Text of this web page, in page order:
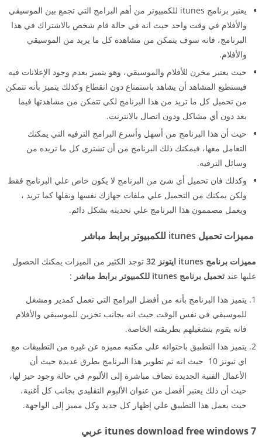
يعتبر برنامج itunes للكمبيوتر من أهم البرامج التي تجمع بين الموسيقي
والأفلام في وقت واحد حيث انه في حالة قام شخص بالاشتراك في هذا
البرنامج، فانه سوف يتمكن من مشاهدة كل ما يريد من الموسيقي
والأفلام.
حيث يعتبر مخرن للأفلام والموسيقي، وهو يتميز بعدم وجود الإعلانات فيه
فيستطيع المشاهد أن يشاهد باستمتاع دون انقطاع وكذلك يتميز بأنه تتمكن
من تحميل كل ما تريد من هذا البرنامج لكي تتمكن من مشاهدتها فيما
بعد دون أي مشاكل ودون اتصال بالانترنت.
حيث أن هذا البرنامج من أسهل وأسرع البرامج الترفيه التي يمكنك
التعامل معها، فيمكنك ذلك البرنامج من أن تشتري كل ما تريده من
وسائل الترفيه.
وكذلك فان تحميل أي شئ من البرنامج لا يكون خاص علي البرنامج فقط
ولكن يمكنك من التحميل علي ملفات جهازك نفسها ونقلها كما تريد ،
ويعمل مصممون هذا البرنامج علي تحديثه بشكل دائم.
مميزات تحميل itunes للكمبيوتر برابط مباشر
مميزات برنامج itunes ايتونز 32
توجد الكثير من الميزات يمكنك الحصول
عليها عند تحميل برنامج itunes للكمبيوتر برابط مباشر :
يتميز هذا البرنامج بأنه من أفضل البرامج التي تعمل كمدير ومشغل
للموسيقي في نفس الوقت حيث انه بجانب تخزين للموسيقي والأفلام
فانه يقوم بتشغيلهم بطريقته الخاصة.
يتميز هذا التطبيق باحتوائه علي مكتبه مميزه عن غيره من التطبيقات مع
اي تيونز 10 حيث انه تم تطوير هذا البرنامج بطرق عديدة حيث أن
الأعمال الفنية الجديدة تضاف مباشرة إلى الألبوم في حالة وجود حيز لها،
حيث أن ذلك يعتبر أفضل من عنوان الألبوم التقليدي بجانب كل أغنية،
حيث يعمل هذا التطبيق علي إظهار كل جديد وكل مميز إلى الواجهة.
itunes download free windows 7 عربي